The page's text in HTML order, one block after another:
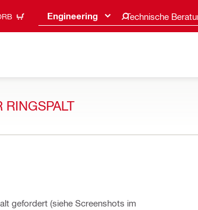
Engineering Technische
RINGSPALT
gefordert (siehe Screenshots im